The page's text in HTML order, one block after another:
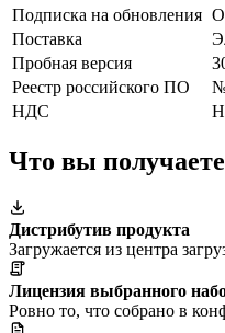
Подписка на обновления
Поставка
Пробная версия
Реестр российского ПО
№
НДС
Что вы
Дистрибутив продукта
Загружается из центра
Лицензия выбранного
Ровно то, что собрано в